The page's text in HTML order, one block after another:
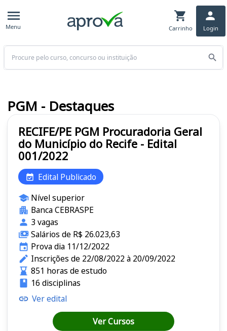
Menu Carrinho Login
Buscar
RECIFE/PE PGM Procuradoria Geral
do Município do Recife - Edital
001/2022
Edital Publicado
Nível superior
Banca CEBRASPE
3 vagas
Salários de R$ 26.023,63
Prova dia 11/12/2022
Inscrições de 22/08/2022 à 20/09/2022
851 horas de estudo
16 disciplinas
Ver edital
Ver Cursos
PGM - Destaques